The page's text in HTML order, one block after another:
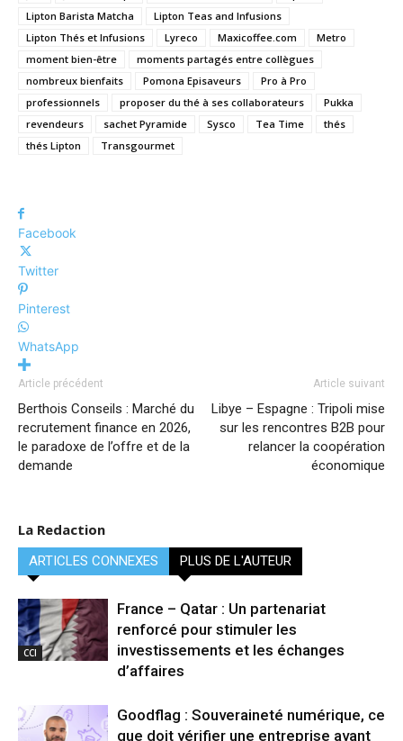
Lipton Barista Matcha
Lipton Teas and Infusions
Lipton Thés et Infusions
Lyreco Maxicoffee.com
Metro
moment bien-être
moments partagés entre collègues
nombreux bienfaits
Pomona Episaveurs
Pro à Pro
professionnels
proposer du thé à ses collaborateurs
Pukka
revendeurs
sachet Pyramide Sysco Tea Time
thés
thés Lipton
Transgourmet
Facebook
Twitter
Pinterest
WhatsApp
Article précédent
Berthois Conseils : Marché du
recrutement finance en 2026,
le paradoxe de l’offre et de la
demande
Article suivant
Libye – Espagne : Tripoli mise
sur les rencontres B2B pour
relancer la coopération
économique
La Redaction
ARTICLES CONNEXES PLUS DE L'AUTEUR
CCI
France – Qatar : Un partenariat
renforcé pour stimuler les
investissements et les échanges
d’affaires
Goodflag : Souveraineté numérique, ce
que doit vérifier une entreprise avant